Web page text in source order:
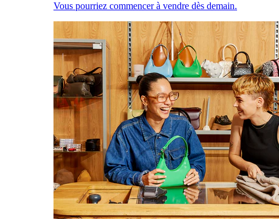
Vous pourriez commencer à vendre dès demain.